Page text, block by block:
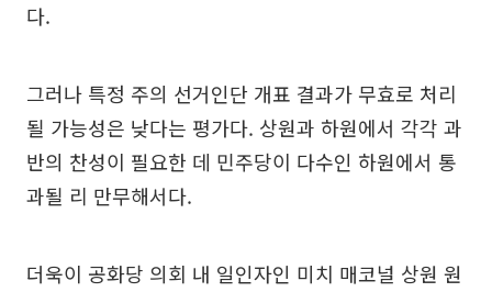
다.
그러나 특정 주의 선거인단 개표 결과가 무효로 처리
될 가능성은 낮다는 평가다. 상원과 하원에서 각각 과
반의 찬성이 필요한 데 민주당이 다수인 하원에서 통
과될 리 만무해서다.
더욱이 공화당 의회 내 일인자인 미치 매코널 상원 원